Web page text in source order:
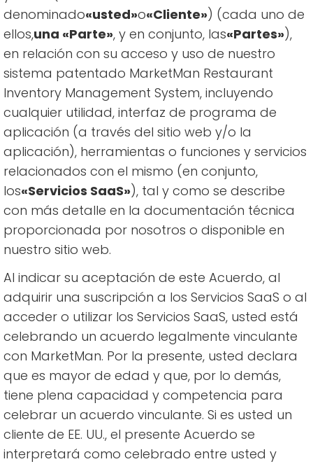
denominado«usted»o«Cliente») (cada uno de
ellos,una «Parte», y en conjunto, las«Partes»),
en relación con su acceso y uso de nuestro
sistema patentado MarketMan Restaurant
Inventory Management System, incluyendo
cualquier utilidad, interfaz de programa de
aplicación (a través del sitio web y/o la
aplicación), herramientas o funciones y servicios
relacionados con el mismo (en conjunto,
los«Servicios SaaS»), tal y como se describe
con más detalle en la documentación técnica
proporcionada por nosotros o disponible en
nuestro sitio web.
Al indicar su aceptación de este Acuerdo, al
adquirir una suscripción a los Servicios SaaS o al
acceder o utilizar los Servicios SaaS, usted está
celebrando un acuerdo legalmente vinculante
con MarketMan. Por la presente, usted declara
que es mayor de edad y que, por lo demás,
tiene plena capacidad y competencia para
celebrar un acuerdo vinculante. Si es usted un
cliente de EE. UU., el presente Acuerdo se
interpretará como celebrado entre usted y